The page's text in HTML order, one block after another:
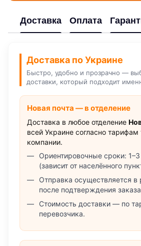
Доставка Оплата
Доставка по Украине
Быстро, удобно и прозрачно —
доставки, который подходит
Новая почта — в отделение
Доставка в любое отделение
всей Украине согласно тарифам
компании.
Ориентировочные сроки:
(зависит от населённого
Отправка осуществляется в
после подтверждения
Стоимость доставки — по
перевозчика.